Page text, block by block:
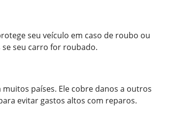
seu veículo em caso de roubo ou
seu carro for roubado.
países. Ele cobre danos a outros
evitar gastos altos com reparos.